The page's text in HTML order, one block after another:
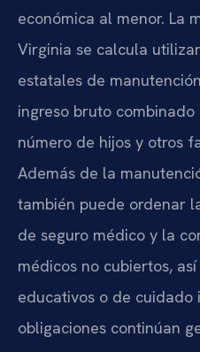
económica al menor. La
Virginia se calcula
estatales de
ingreso bruto
número de hijos y otros
Además de la
también puede ordenar
de seguro médico y la
médicos no cubiertos,
educativos o de cuidado
obligaciones continúan